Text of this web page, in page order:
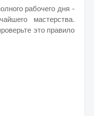
рабочего дня -
мастерства.
это правило